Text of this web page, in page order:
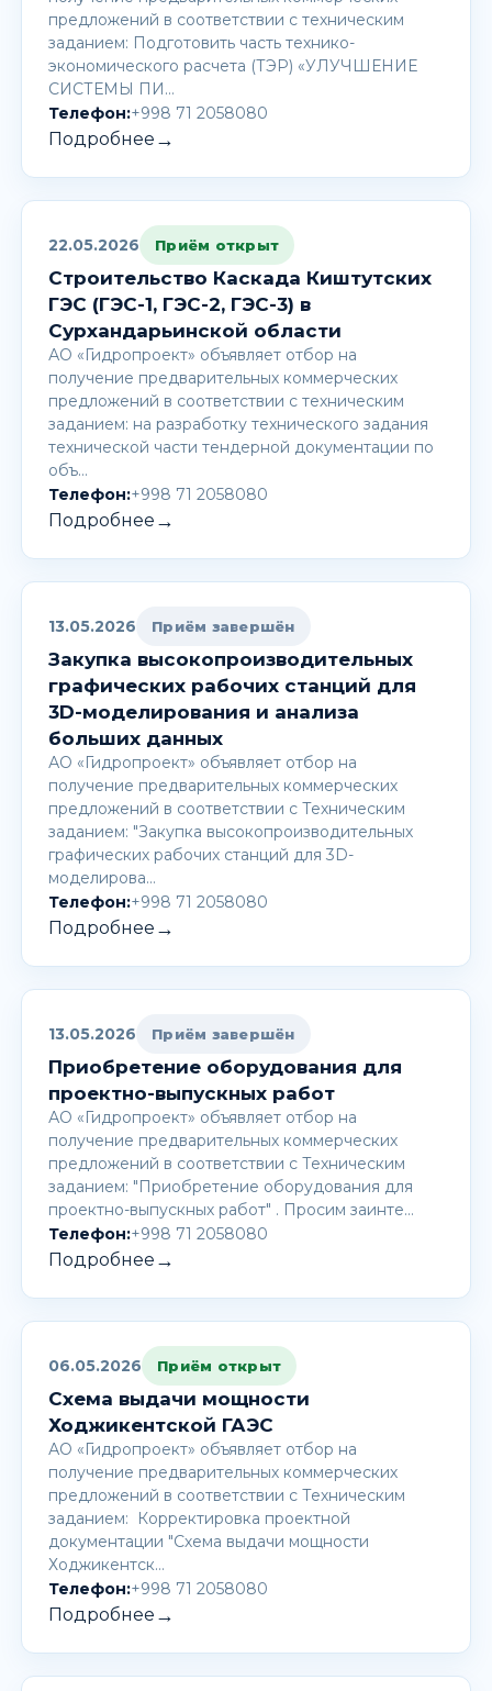
предложений в соответствии с техническим
заданием: Подготовить часть технико-
экономического расчета (ТЭР) «УЛУЧШЕНИЕ
СИСТЕМЫ ПИ…
Телефон:+998 71 2058080
Подробнее →
22.05.2026 Приём открыт
Строительство Каскада Киштутских
ГЭС (ГЭС-1, ГЭС-2, ГЭС-3) в
Сурхандарьинской области
АО «Гидропроект» объявляет отбор на
получение предварительных коммерческих
предложений в соответствии с техническим
заданием: на разработку технического задания
технической части тендерной документации по
объ…
Телефон:+998 71 2058080
Подробнее →
13.05.2026 Приём завершён
Закупка высокопроизводительных
графических рабочих станций для
3D-моделирования и анализа
больших данных
АО «Гидропроект» объявляет отбор на
получение предварительных коммерческих
предложений в соответствии с Техническим
заданием: "Закупка высокопроизводительных
графических рабочих станций для 3D-
моделирова…
Телефон:+998 71 2058080
Подробнее →
13.05.2026 Приём завершён
Приобретение оборудования для
проектно-выпускных работ
АО «Гидропроект» объявляет отбор на
получение предварительных коммерческих
предложений в соответствии с Техническим
заданием: "Приобретение оборудования для
проектно-выпускных работ" . Просим заинте…
Телефон:+998 71 2058080
Подробнее →
06.05.2026 Приём открыт
Схема выдачи мощности
Ходжикентской ГАЭС
АО «Гидропроект» объявляет отбор на
получение предварительных коммерческих
предложений в соответствии с Техническим
заданием: Корректировка проектной
документации "Схема выдачи мощности
Ходжикентск…
Телефон:+998 71 2058080
Подробнее →